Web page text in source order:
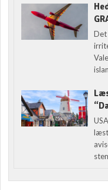
Det